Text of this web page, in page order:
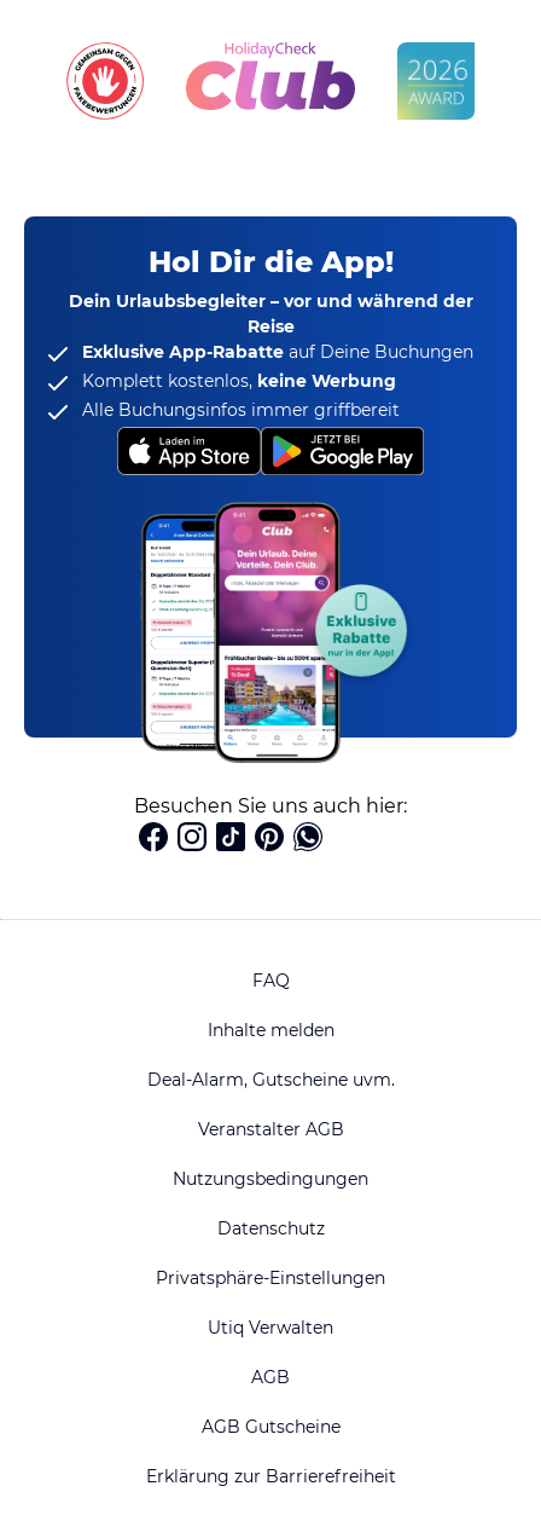
Hol Dir die App!
Dein Urlaubsbegleiter – vor und während der
Reise
Exklusive App-Rabatte auf Deine Buchungen
Komplett kostenlos, keine Werbung
Alle Buchungsinfos immer griffbereit
Besuchen Sie uns auch hier:
FAQ
Inhalte melden
Deal-Alarm, Gutscheine uvm.
Veranstalter AGB
Nutzungsbedingungen
Datenschutz
Privatsphäre-Einstellungen
Utiq Verwalten
AGB
AGB Gutscheine
Erklärung zur Barrierefreiheit